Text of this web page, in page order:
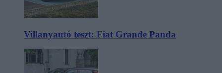
Villanyautó teszt: Fiat Grande Panda